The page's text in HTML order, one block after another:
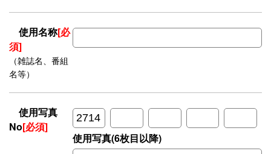
使用名称[必
須]
（雑誌名、番組
名等）
使用写真
No[必須]
使用写真(6枚目以降)